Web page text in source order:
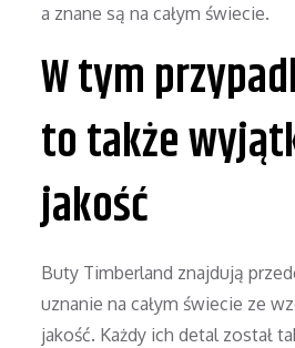
a znane są na całym świecie.
W tym
to także
jakość
Buty Timberland znajdują
uznanie na całym świecie ze
jakość. Każdy ich detal został